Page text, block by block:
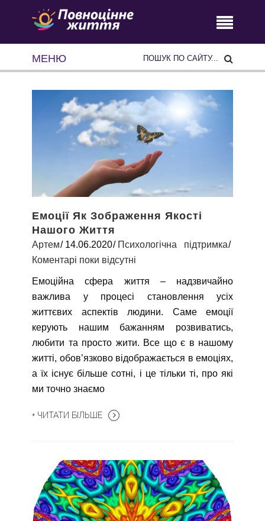
МЕНЮ
Емоції Як Зображення Якості
Нашого Життя
Артем 14.06.2020
Психологічна підтримка
Коментарі поки відсутні
Емоційна сфера життя – надзвичайно
важлива у процесі становлення усіх
життєвих аспектів людини. Саме емоції
керують нашим бажанням розвиватись,
любити та просто жити. Все що є в нашому
житті, обов’язково відображається в емоціях,
а їх існує більше сотні, і це тільки ті, про які
ми точно знаємо
+ ЧИТАТИ БІЛЬШЕ